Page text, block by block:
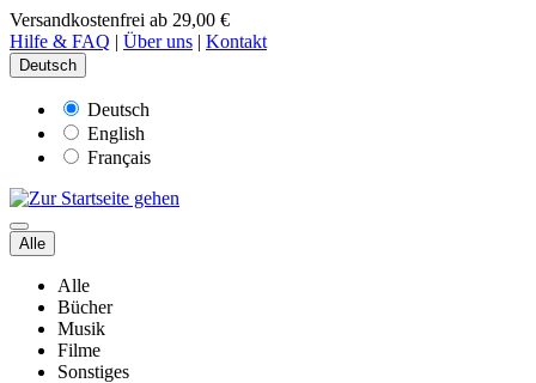
Versandkostenfrei ab 29,00 €
Hilfe & FAQ | Über uns | Kontakt
Deutsch
Deutsch
English
Français
Alle
Alle
Bücher
Musik
Filme
Sonstiges